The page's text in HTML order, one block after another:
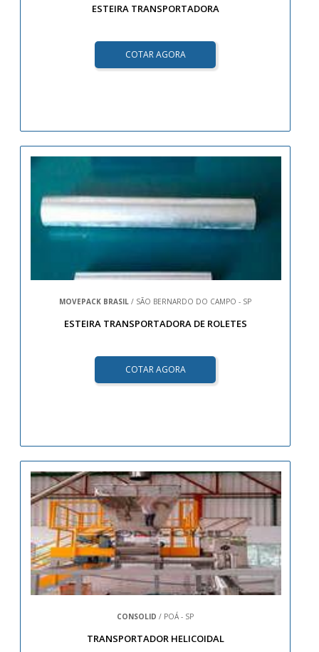
ESTEIRA TRANSPORTADORA
COTAR AGORA
MOVEPACK BRASIL / SÃO BERNARDO DO CAMPO - SP
ESTEIRA TRANSPORTADORA DE ROLETES
COTAR AGORA
CONSOLID / POÁ - SP
TRANSPORTADOR HELICOIDAL